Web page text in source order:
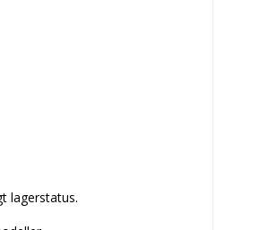
lagerstatus.